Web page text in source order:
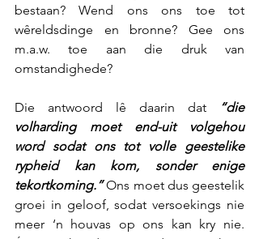
bestaan? Wend ons ons toe tot
wêreldsdinge en bronne? Gee ons
m.a.w. toe aan die druk van
omstandighede?
Die antwoord lê daarin dat
“die
volharding moet end-uit volgehou
word sodat ons tot volle geestelike
rypheid kan kom, sonder enige
tekortkoming.” Ons moet dus geestelik
groei in geloof, sodat versoekings nie
meer ‘n houvas op ons kan kry nie.